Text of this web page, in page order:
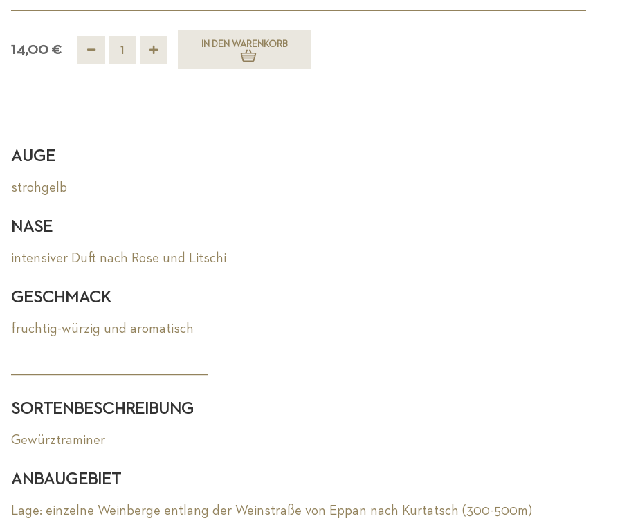
14,00 € IN DEN WARENKORB
AUGE
strohgelb
NASE
intensiver Duft nach Rose und Litschi
GESCHMACK
fruchtig-würzig und aromatisch
SORTENBESCHREIBUNG
Gewürztraminer
ANBAUGEBIET
Lage: einzelne Weinberge entlang der Weinstraße von Eppan nach Kurtatsch (300-500m)